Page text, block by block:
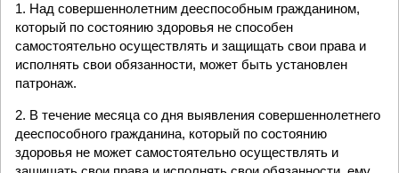
1. Над совершеннолетним дееспособным гражданином,
который по состоянию здоровья не способен
самостоятельно осуществлять и защищать свои права и
исполнять свои обязанности, может быть установлен
патронаж.
2. В течение месяца со дня выявления совершеннолетнего
дееспособного гражданина, который по состоянию
здоровья не может самостоятельно осуществлять и